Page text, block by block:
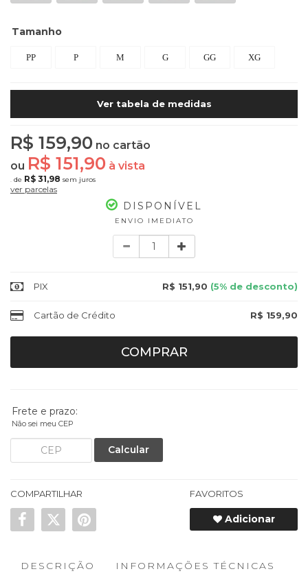
Tamanho
PP P M G GG XG
Ver tabela de medidas
R$ 159,90 no cartão
ou R$ 151,90 à vista
de R$ 31,98 sem juros
ver parcelas
DISPONÍVEL
ENVIO IMEDIATO
PIX R$ 151,90 (5% de desconto)
Cartão de Crédito R$ 159,90
COMPRAR
Frete e prazo:
Não sei meu CEP
Calcular
COMPARTILHAR FAVORITOS
Adicionar
DESCRIÇÃO INFORMAÇÕES TÉCNICAS